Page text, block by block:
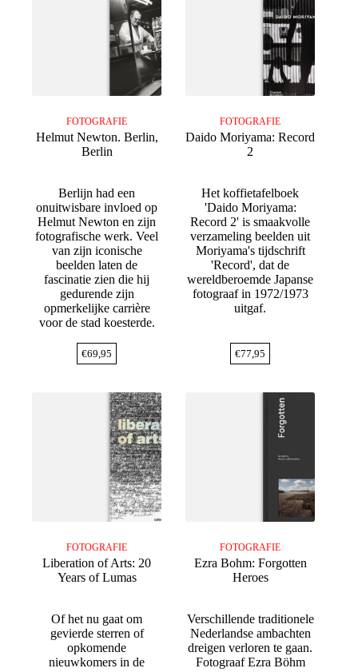
FOTOGRAFIE
Helmut Newton. Berlin,
Berlin
Berlijn had een
onuitwisbare invloed op
Helmut Newton en zijn
fotografische werk. Veel
van zijn iconische
beelden laten de
fascinatie zien die hij
gedurende zijn
opmerkelijke carrière
voor de stad koesterde.
€69,95
FOTOGRAFIE
Daido Moriyama: Record
2
Het koffietafelboek
'Daido Moriyama:
Record 2' is smaakvolle
verzameling beelden uit
Moriyama's tijdschrift
'Record', dat de
wereldberoemde Japanse
fotograaf in 1972/1973
uitgaf.
€77,95
FOTOGRAFIE
Liberation of Arts: 20
Years of Lumas
Of het nu gaat om
gevierde sterren of
opkomende
nieuwkomers in de
FOTOGRAFIE
Ezra Bohm: Forgotten
Heroes
Verschillende traditionele
Nederlandse ambachten
dreigen verloren te gaan.
Fotograaf Ezra Böhm